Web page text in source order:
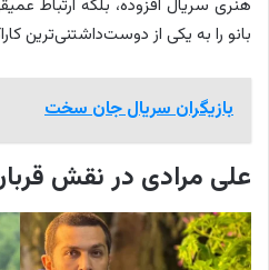
هنری سریال افزوده، بلکه ارتباط
بانو را به یکی از دوست‌داشتنی‌ترین
بازیگران سریال جان سخت
علی مرادی در نقش